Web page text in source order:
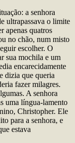
a senhora
ultrapassava o limite
apenas quatros
no chão, num misto
escolher. O
sua mochila e um
encarecidamente
dizia que queria
fazer milagres.
A senhora
uma língua-lamento
Christopher. Ele
para a senhora, e
estava